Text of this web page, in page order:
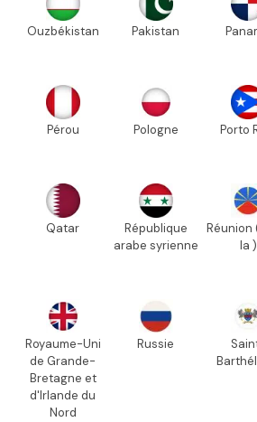
Ouzbékistan Pakistan
Pérou Pologne Porto
Qatar
République
arabe syrienne
Réunion
la )
Royaume-Uni
de Grande-
Bretagne et
d'Irlande du
Nord
Russie